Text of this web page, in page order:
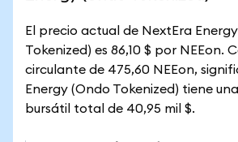
El precio actual de NextEra
Tokenized) es 86,10 $ por NEEon.
circulante de 475,60 NEEon,
Energy (Ondo Tokenized) tiene
bursátil total de 40,95 mil $.